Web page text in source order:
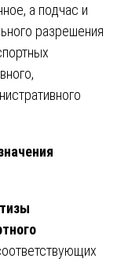
а подчас и
разрешения